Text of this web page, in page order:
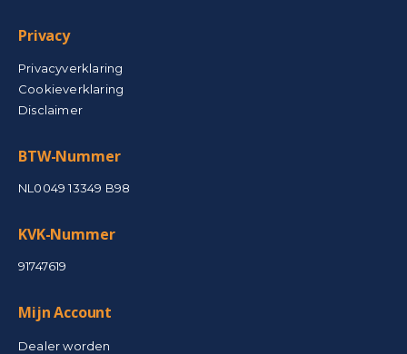
Privacy
Privacyverklaring
Cookieverklaring
Disclaimer
BTW-Nummer
NL0049 13349 B98
KVK-Nummer
91747619
Mijn Account
Dealer worden